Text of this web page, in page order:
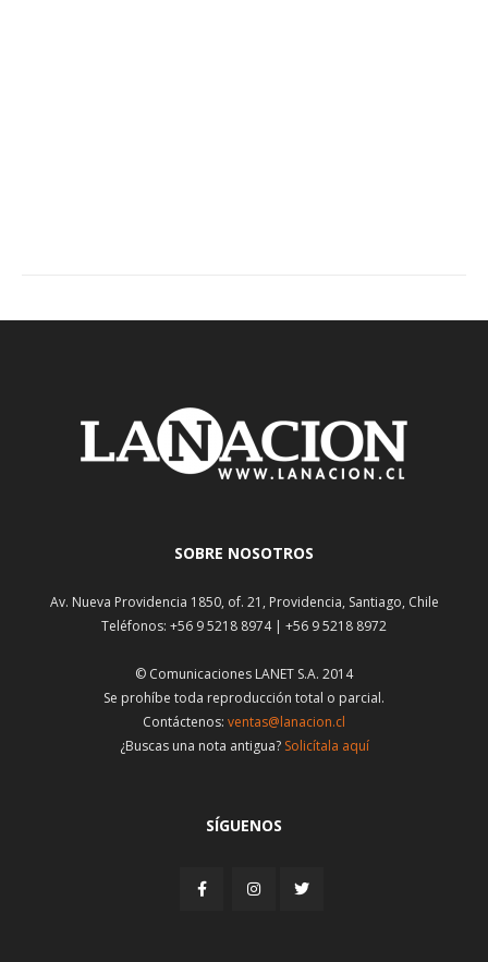
SOBRE NOSOTROS
Av. Nueva Providencia 1850, of. 21, Providencia, Santiago, Chile
Teléfonos: +56 9 5218 8974 | +56 9 5218 8972
© Comunicaciones LANET S.A. 2014
Se prohíbe toda reproducción total o parcial.
Contáctenos: ventas@lanacion.cl
¿Buscas una nota antigua? Solicítala aquí
SÍGUENOS